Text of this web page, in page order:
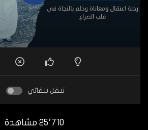
تنقل تلقائي
25٬710 مشاهدة